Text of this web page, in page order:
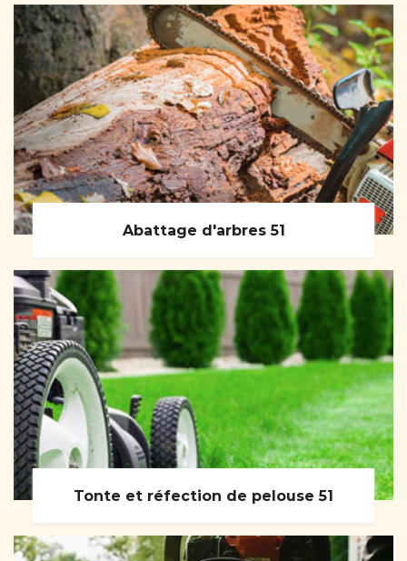
Abattage d'arbres 51
Tonte et réfection de pelouse 51